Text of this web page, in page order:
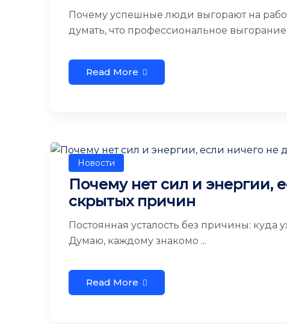
Почему успешные люди выгорают на
думать, что профессиональное выгорание
Read More
Новости
Почему нет сил и энергии,
скрытых причин
Постоянная усталость без причины: куда
Думаю, каждому знакомо ...
Read More